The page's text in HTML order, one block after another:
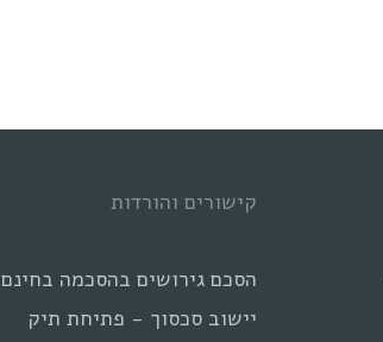
קישורים והורדות
הסכם גירושים בהסכמה בחינם
יישוב סכסוך - פתיחת תיק